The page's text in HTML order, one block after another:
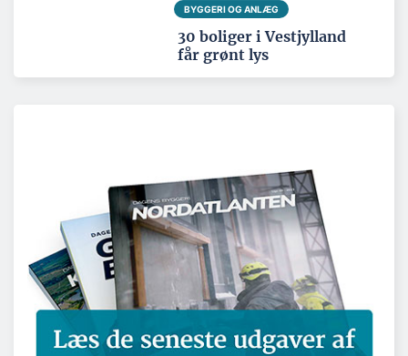
BYGGERI OG ANLÆG
30 boliger i Vestjylland
får grønt lys